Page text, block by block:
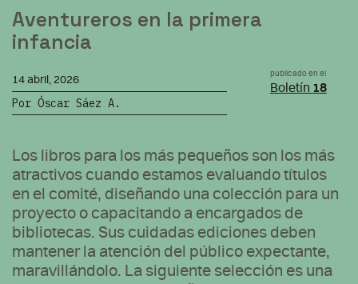
Aventureros en la primera
infancia
14 abril, 2026
Por Óscar Sáez A.
publicado en el
Boletín 18
Los libros para los más pequeños son los más
atractivos cuando estamos evaluando títulos
en el comité, diseñando una colección para un
proyecto o capacitando a encargados de
bibliotecas. Sus cuidadas ediciones deben
mantener la atención del público expectante,
maravillándolo. La siguiente selección es una